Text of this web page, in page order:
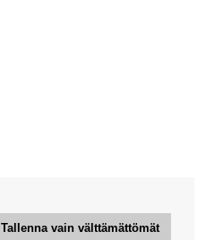
Tallenna vain välttämättömät